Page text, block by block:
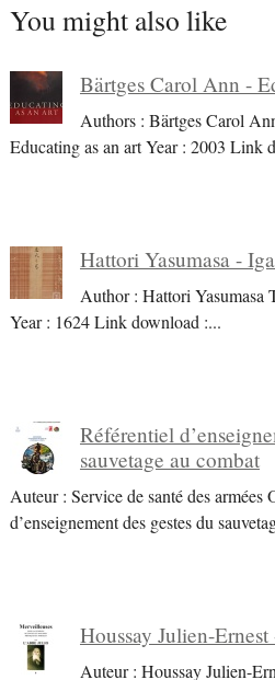
You might also like
Bärtges Carol Ann -
Authors : Bärtges Carol
Educating as an art Year : 2003 Link
Hattori Yasumasa -
Author : Hattori Yasumasa
Year : 1624 Link download :...
Référentiel
sauvetage au combat
Auteur : Service de santé des armées
d’enseignement des gestes du
Houssay Julien-
Auteur : Houssay Julien-